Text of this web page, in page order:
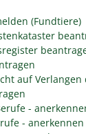
(Fundtiere)
auf
-
- anerkennen